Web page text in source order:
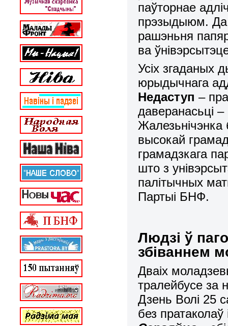
паўторнае
прэзыдыюм. Да
рашэньня
ва
Усіх згаданых
юрыдычнага
Недаступ –
даверанасьці –
Жалезьнічэнка
высокай
грамадзкага
што з
палітычных
Партыі БНФ.
Людзі ў
збіваннем
Дваіх
тралейбусе за
Дзень Волі 25
без